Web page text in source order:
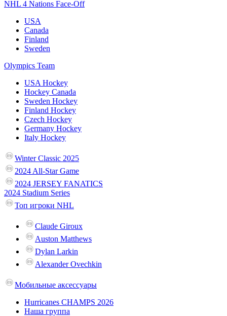
NHL 4 Nations Face-Off
USA
Canada
Finland
Sweden
Olympics Team
USA Hockey
Hockey Canada
Sweden Hockey
Finland Hockey
Czech Hockey
Germany Hockey
Italy Hockey
Winter Classic 2025
2024 All-Star Game
2024 JERSEY FANATICS
2024 Stadium Series
Топ игроки NHL
Claude Giroux
Auston Matthews
Dylan Larkin
Alexander Ovechkin
Мобильные аксессуары
Hurricanes CHAMPS 2026
Наша группа